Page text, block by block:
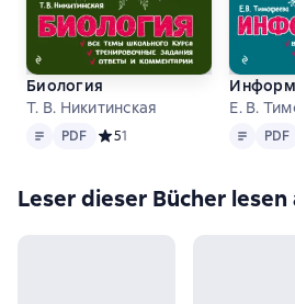
Биология
Т. В. Никитинская
Text PDF
PDF Средний рейтинг 5 на основе
51
Е. В.
Text PDF
PDF
Leser dieser Bücher lesen